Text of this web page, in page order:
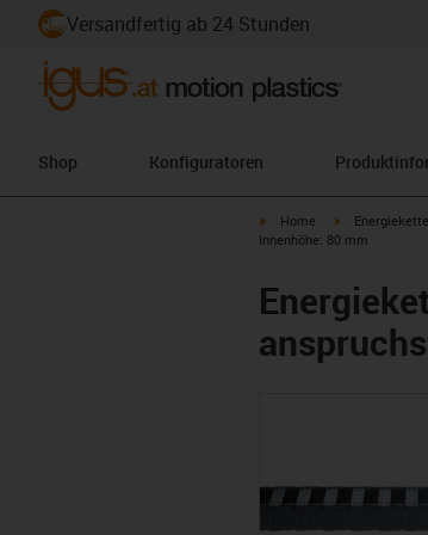
Versandfertig ab 24 Stunden
Shop Konfiguratoren
igus-icon-arrow-right
Home igus-icon-
Innenhöhe: 80 mm